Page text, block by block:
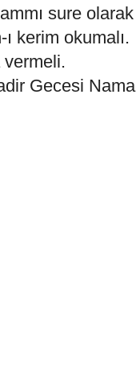
sure
kerim okumalı.
Gecesi